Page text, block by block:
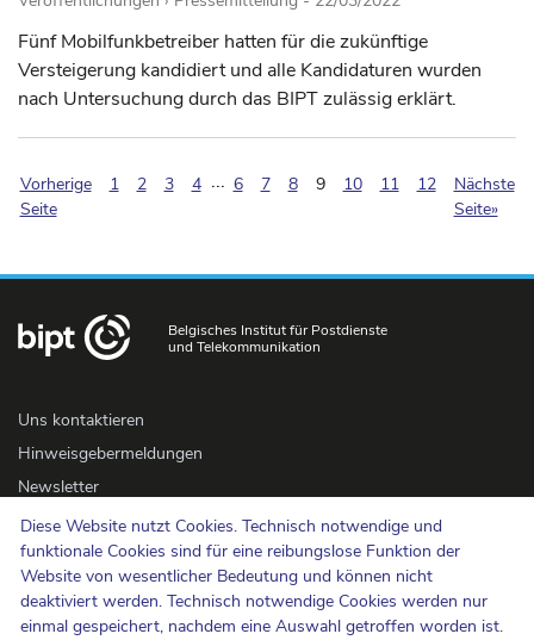
Diese Website nutzt Cookies. Technisch notwendige und
funktionale Cookies sind für eine reibungslose Funktion der
Website von wesentlicher Bedeutung und können nicht
deaktiviert werden. Technisch notwendige Cookies werden nur
einmal gespeichert, nachdem eine Auswahl getroffen worden ist.
Fünf Mobilfunkbetreiber hatten für die zukünftige
Versteigerung kandidiert und alle Kandidaturen wurden
nach Untersuchung durch das BIPT zulässig erklärt.
Vorherige
Seite
1 2 3 4 ... 6 7 8 9(pagination.current)
10 11 12
Nächste
Seite»
Belgisches Institut für Postdienste
und Telekommunikation
Uns kontaktieren
Hinweisgebermeldungen
Newsletter
Barrierefreiheit
Presse
Cookie-Politik